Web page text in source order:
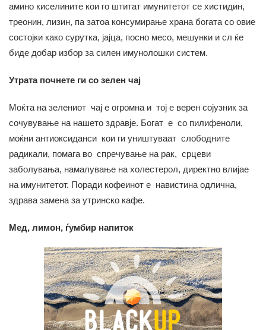
амино киселините кои го штитат имунитетот се хистидин,
треонин, лизин, па затоа консумирање храна богата со овие
состојки како сурутка, јајца, посно месо, мешунки и сл ќе
биде добар избор за силен имунолошки систем.
Утрата почнете ги со зелен чај
Моќта на зелениот чај е огромна и тој е верен сојузник за
сочувување на нашето здравје. Богат е со пилифеноли,
моќни антиоксиданси кои ги уништуваат слободните
радикали, помага во спречување на рак, срцеви
заболувања, намалување на холестерол, директно влијае
на имунитетот. Поради кофеинот е навистина одлична,
здрава замена за утринско кафе.
Мед, лимон, ѓумбир напиток